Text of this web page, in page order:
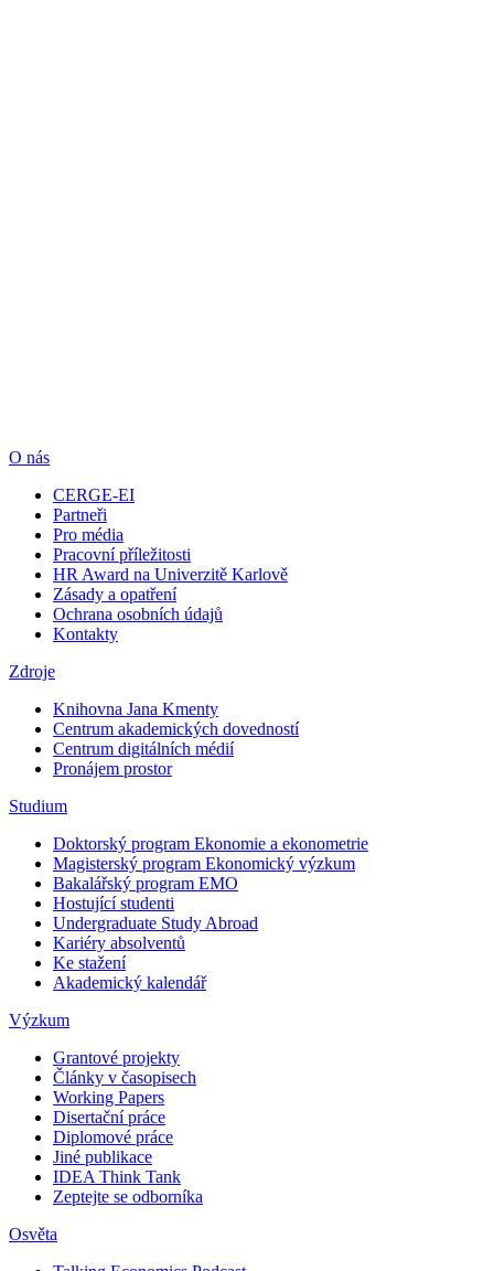
O nás
CERGE-EI
Partneři
Pro média
Pracovní příležitosti
HR Award na Univerzitě Karlově
Zásady a opatření
Ochrana osobních údajů
Kontakty
Zdroje
Knihovna Jana Kmenty
Centrum akademických dovedností
Centrum digitálních médií
Pronájem prostor
Studium
Doktorský program Ekonomie a ekonometrie
Magisterský program Ekonomický výzkum
Bakalářský program EMO
Hostující studenti
Undergraduate Study Abroad
Kariéry absolventů
Ke stažení
Akademický kalendář
Výzkum
Grantové projekty
Články v časopisech
Working Papers
Disertační práce
Diplomové práce
Jiné publikace
IDEA Think Tank
Zeptejte se odborníka
Osvěta